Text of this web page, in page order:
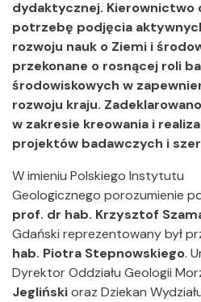
dydaktycznej. Kierownictwo
potrzebę podjęcia
rozwoju nauk o Ziemi i
przekonane o rosnącej roli
środowiskowych w
rozwoju kraju.
w zakresie kreowania i
projektów badawczych i
W imieniu Polskiego Instytutu
Geologicznego porozumienie
prof. dr hab. Krzysztof
Gdański reprezentowany był
hab. Piotra Stepnowskiego.
Dyrektor Oddziału Geologii
Jeglińskioraz Dziekan